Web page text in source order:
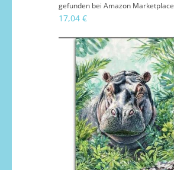
gefunden bei Amazon Marketplace
17,04 €